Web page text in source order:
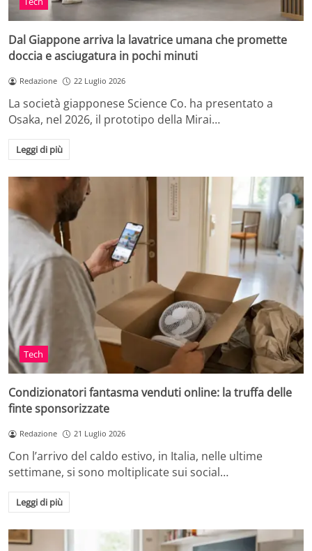
Dal Giappone arriva la lavatrice umana che promette
doccia e asciugatura in pochi minuti
Redazione 22 Luglio 2026
La società giapponese Science Co. ha presentato a
Osaka, nel 2026, il prototipo della Mirai…
Leggi di più
Tech
Condizionatori fantasma venduti online: la truffa delle
finte sponsorizzate
Redazione 21 Luglio 2026
Con l’arrivo del caldo estivo, in Italia, nelle ultime
settimane, si sono moltiplicate sui social…
Leggi di più